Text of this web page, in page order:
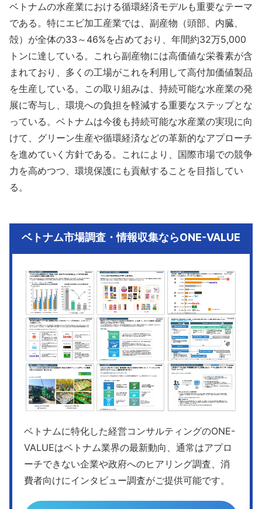
ベトナムの水産業における循環経済モデルも重要なテーマ
である。特にエビ加工産業では、副産物（頭部、内臓、
殻）が全体の33～46%を占めており、年間約32万5,000
トンに達している。これら副産物には高価値な栄養素が含
まれており、多くの工場がこれを利用して高付加価値製品
を生産している。この取り組みは、持続可能な水産業の発
展に寄与し、環境への負担を軽減する重要なステップとな
っている。ベトナムは今後も持続可能な水産業の実現に向
けて、グリーン生産や循環経済などの革新的なアプローチ
を進めていく方針である。これにより、国際市場での競争
力を高めつつ、環境保護にも貢献することを目指してい
る。
ベトナム市場調査・情報収集ならONE-VALUE
ベトナムに特化した経営コンサルティングのONE-
VALUEはベトナム業界の最新動向、通常はアプロ
ーチできない企業や政府へのヒアリング調査、消
費者向けにインタビュー調査がご提供可能です。